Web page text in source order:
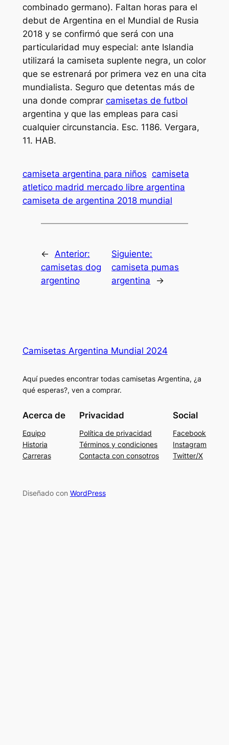
combinado germano). Faltan horas para el
debut de Argentina en el Mundial de Rusia
2018 y se confirmó que será con una
particularidad muy especial: ante Islandia
utilizará la camiseta suplente negra, un color
que se estrenará por primera vez en una cita
mundialista. Seguro que detentas más de
una donde comprar camisetas de futbol
argentina y que las empleas para casi
cualquier circunstancia. Esc. 1186. Vergara,
11. HAB.
camiseta argentina para niños camiseta
atletico madrid mercado libre argentina
camiseta de argentina 2018 mundial
← Anterior:
camisetas dog
argentino
Siguiente:
camiseta pumas
argentina
→
Camisetas Argentina Mundial 2024
Aquí puedes encontrar todas camisetas Argentina, ¿a
qué esperas?, ven a comprar.
Acerca de
Equipo
Historia
Carreras
Privacidad
Política de privacidad
Términos y condiciones
Contacta con consotros
Social
Facebook
Instagram
Twitter/X
Diseñado con WordPress